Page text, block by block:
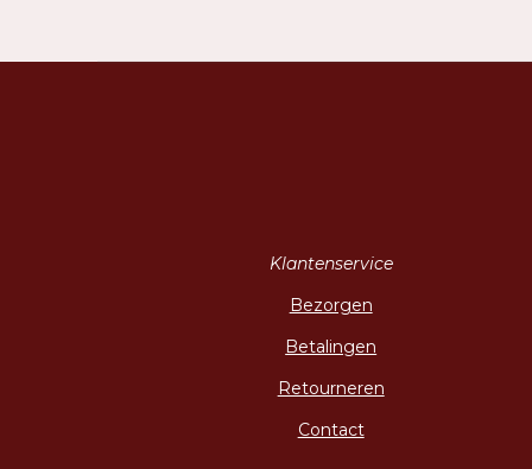
Klantenservice
Bezorgen
Betalingen
Retourneren
Contact